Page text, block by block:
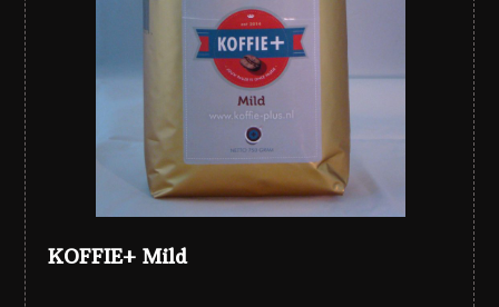
KOFFIE+ Mild